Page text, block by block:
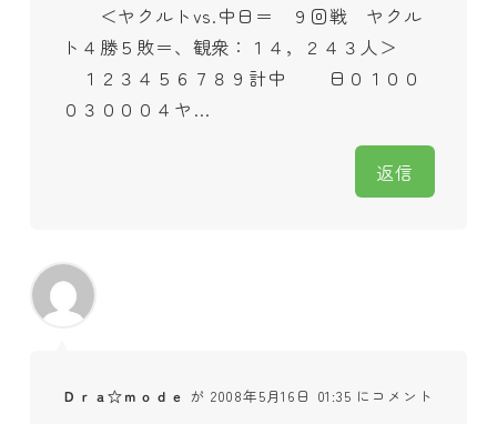
＜ヤクルトvs.中日＝ ９回戦 ヤクル
ト４勝５敗＝、観衆：１４，２４３人＞
１２３４５６７８９計中 日０１００
０３０００４ヤ…
返信
Ｄｒａ☆ｍｏｄｅ が 2008年5月16日 01:35 にコメント